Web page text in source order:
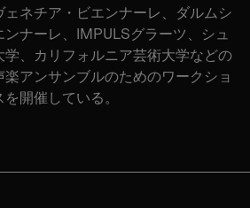
ネチア・ビエンナーレ、ダルムシ
ンナーレ、IMPULSグラーツ、シュ
学、カリフォルニア芸術大学などの
アンサンブルのためのワークショ
開催している。